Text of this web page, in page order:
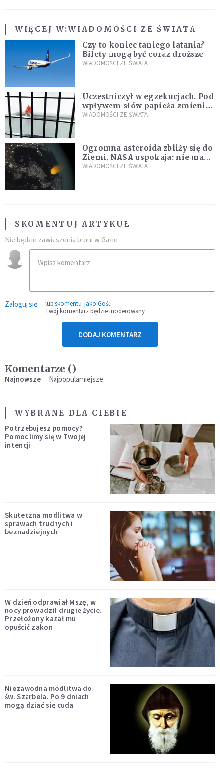
WIĘCEJ W:WIADOMOŚCI ZE ŚWIATA
Czy to koniec taniego latania?
Bilety mogą być coraz droższe
WIADOMOŚCI ZE ŚWIATA
Uczestniczył w egzekucjach. Pod
wpływem słów papieża zmienił
zdanie
WIADOMOŚCI ZE ŚWIATA
Ogromna asteroida zbliży się do
Ziemi. NASA uspokaja: nie ma
zagrożenia
WIADOMOŚCI ZE ŚWIATA
SKOMENTUJ ARTYKUŁ
Nie będzie zawieszenia broni w Gazie
Zaloguj się lub skomentuj jako Gość
Twój komentarz będzie moderowany
DODAJ KOMENTARZ
Komentarze ()
Najnowsze Najpopularniejsze
WYBRANE DLA CIEBIE
Potrzebujesz pomocy?
Pomodlimy się w Twojej
intencji
Skuteczna modlitwa w
sprawach trudnych i
beznadziejnych
W dzień odprawiał Mszę, w
nocy prowadził drugie życie.
Przełożony kazał mu
opuścić zakon
Niezawodna modlitwa do
św. Szarbela. Po 9 dniach
mogą dziać się cuda